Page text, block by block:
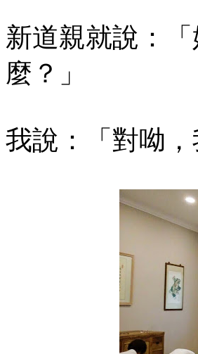
新道親就說：
麼？」
我說：「對呦